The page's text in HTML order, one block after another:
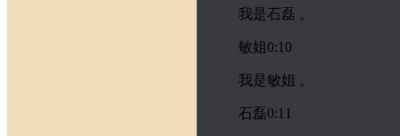
我是石磊 。
敏姐0:10
我是敏姐 。
石磊0:11